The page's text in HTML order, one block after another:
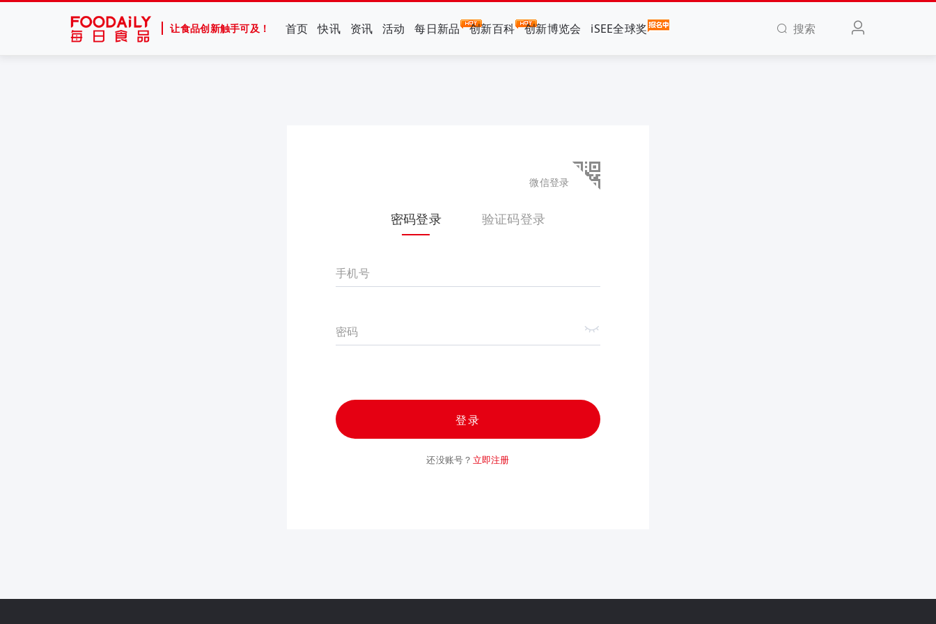
让食品创新触手可及！ 首页 快讯 资讯 活动 每日新品 创新百科 创新博览会 iSEE全球奖 搜索
微信登录
密码登录 验证码登录
手机号
密码
登录
还没账号？ 立即注册